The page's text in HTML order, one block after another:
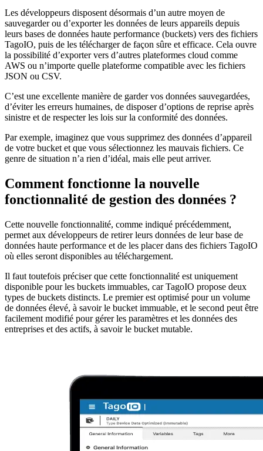
Les développeurs disposent désormais d’un autre moyen de
sauvegarder ou d’exporter les données de leurs appareils depuis
leurs bases de données haute performance (buckets) vers des fichiers
TagoIO, puis de les télécharger de façon sûre et efficace. Cela ouvre
la possibilité d’exporter vers d’autres plateformes cloud comme
AWS ou n’importe quelle plateforme compatible avec les fichiers
JSON ou CSV.
C’est une excellente manière de garder vos données sauvegardées,
d’éviter les erreurs humaines, de disposer d’options de reprise après
sinistre et de respecter les lois sur la conformité des données.
Par exemple, imaginez que vous supprimez des données d’appareil
de votre bucket et que vous sélectionnez les mauvais fichiers. Ce
genre de situation n’a rien d’idéal, mais elle peut arriver.
Comment fonctionne la nouvelle
fonctionnalité de gestion des données ?
Cette nouvelle fonctionnalité, comme indiqué précédemment,
permet aux développeurs de retirer leurs données de leur base de
données haute performance et de les placer dans des fichiers TagoIO
où elles seront disponibles au téléchargement.
Il faut toutefois préciser que cette fonctionnalité est uniquement
disponible pour les buckets immuables, car TagoIO propose deux
types de buckets distincts. Le premier est optimisé pour un volume
de données élevé, à savoir le bucket immuable, et le second peut être
facilement modifié pour gérer les paramètres et les données des
entreprises et des actifs, à savoir le bucket mutable.